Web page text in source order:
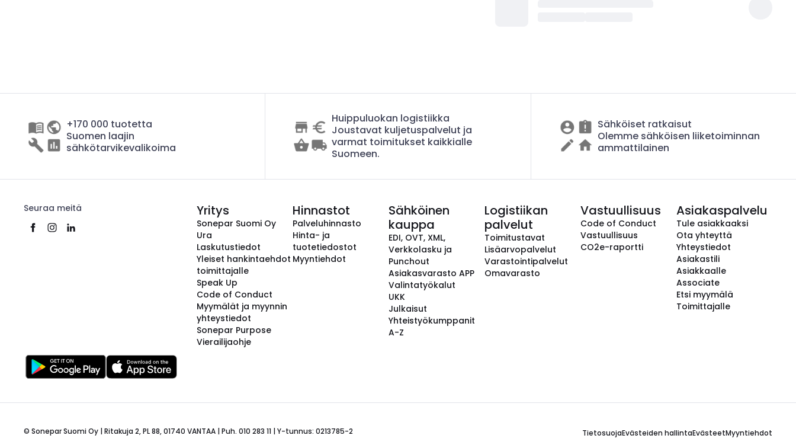
+170 000 tuotetta
Suomen laajin
sähkötarvikevalikoima
Huippuluokan logistiikka
Joustavat kuljetuspalvelut ja
varmat toimitukset kaikkialle
Suomeen.
Sähköiset ratkaisut
Olemme sähköisen liiketoiminnan
ammattilainen
Seuraa meitä Yritys
Sonepar Suomi Oy
Ura
Laskutustiedot
Yleiset hankintaehdot
toimittajalle
Speak Up
Code of Conduct
Myymälät ja myynnin
yhteystiedot
Sonepar Purpose
Vierailijaohje
Hinnastot
Palveluhinnasto
Hinta- ja
tuotetiedostot
Myyntiehdot
Sähköinen
kauppa
EDI, OVT, XML,
Verkkolasku ja
Punchout
Asiakasvarasto APP
Valintatyökalut
UKK
Julkaisut
Yhteistyökumppanit
A-Z
Logistiikan
palvelut
Toimitustavat
Lisäarvopalvelut
Varastointipalvelut
Omavarasto
Vastuullisuus
Code of Conduct
Vastuullisuus
CO2e-raportti
Asiakaspalvelu
Tule asiakkaaksi
Ota yhteyttä
Yhteystiedot
Asiakastili
Asiakkaalle
Associate
Etsi myymälä
Toimittajalle
© Sonepar Suomi Oy | Ritakuja 2, PL 88, 01740 VANTAA | Puh. 010 283 11 | Y-tunnus: 0213785-2 TietosuojaEvästeiden hallintaEvästeetMyyntiehdot